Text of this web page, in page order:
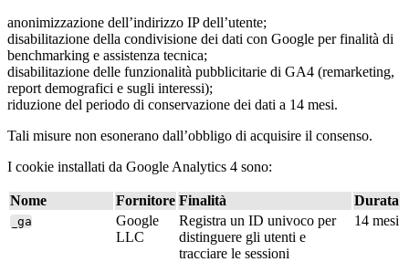
anonimizzazione dell’indirizzo IP dell’utente;
disabilitazione della condivisione dei dati con Google per finalità di
benchmarking e assistenza tecnica;
disabilitazione delle funzionalità pubblicitarie di GA4 (remarketing,
report demografici e sugli interessi);
riduzione del periodo di conservazione dei dati a 14 mesi.
Tali misure non esonerano dall’obbligo di acquisire il consenso.
I cookie installati da Google Analytics 4 sono:
Nome Fornitore Finalità Durata
_ga
Google
LLC
Registra un ID univoco per
distinguere gli utenti e
tracciare le sessioni
14 mesi